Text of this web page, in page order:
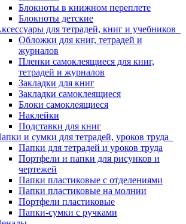
Блокноты в книжном переплете
Блокноты детские
для тетрадей, книг и учебников
Обложки для книг, тетрадей и
журналов
Пленки самоклеящиеся для книг,
тетрадей и журналов
Закладки для книг
Закладки самоклеящиеся
Блоки самоклеящиеся
Наклейки
Подставки для книг
и сумки для тетрадей, уроков труда
Папки для тетрадей и уроков труда
Портфели и папки для рисунков и
чертежей
Папки пластиковые с отделениями
Папки пластиковые на молнии
Портфели пластиковые
Папки-сумки с ручками